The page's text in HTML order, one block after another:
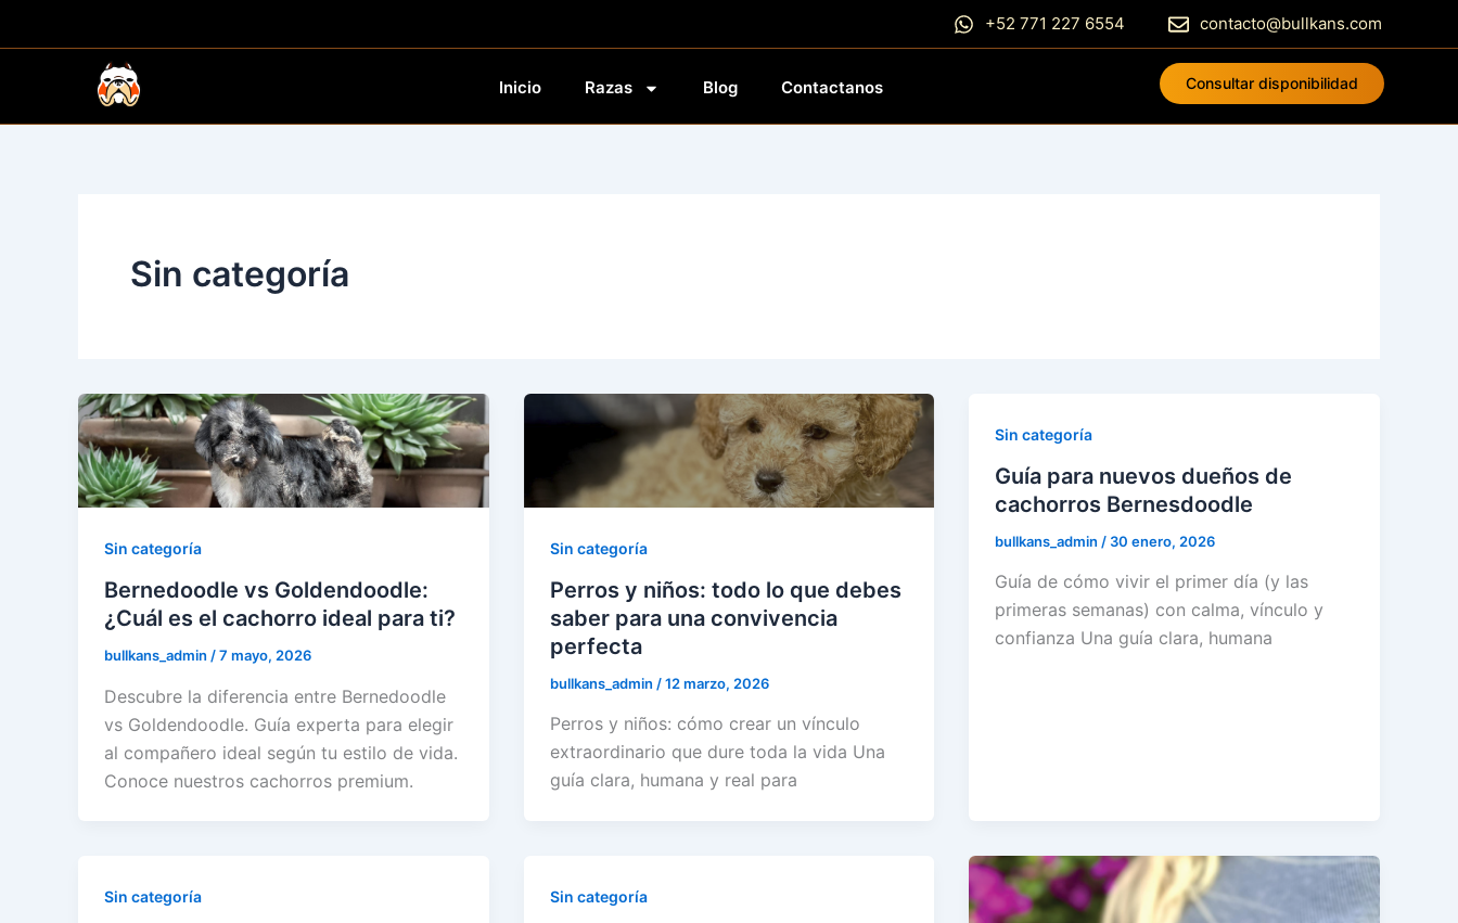
+52 771 227 6554 contacto@bullkans.com
Inicio Razas Blog Contactanos Consultar disponibilidad
Sin categoría
Sin categoría
Bernedoodle vs Goldendoodle:
¿Cuál es el cachorro ideal para ti?
bullkans_admin /7 mayo, 2026
Descubre la diferencia entre Bernedoodle
vs Goldendoodle. Guía experta para elegir
al compañero ideal según tu estilo de vida.
Conoce nuestros cachorros premium.
Sin categoría
Perros y niños: todo lo que debes
saber para una convivencia
perfecta
bullkans_admin /12 marzo, 2026
Perros y niños: cómo crear un vínculo
extraordinario que dure toda la vida Una
guía clara, humana y real para
Sin categoría
Guía para nuevos dueños de
cachorros Bernesdoodle
bullkans_admin / 30 enero, 2026
Guía de cómo vivir el primer día (y las
primeras semanas) con calma, vínculo y
confianza Una guía clara, humana
Sin categoría Sin categoría